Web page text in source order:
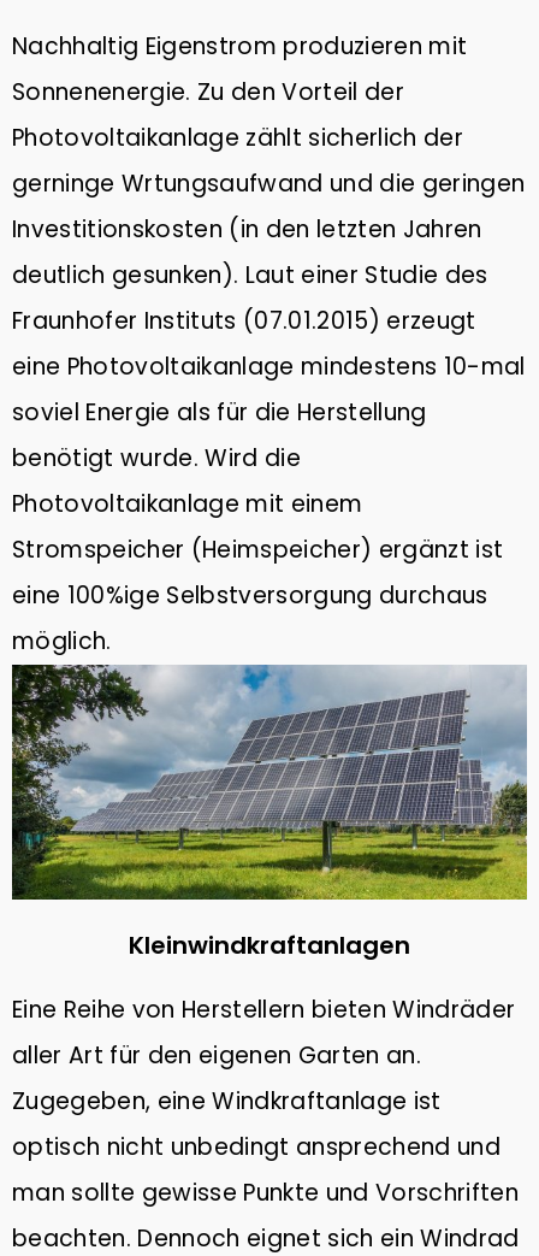
Nachhaltig Eigenstrom produzieren mit
Sonnenenergie. Zu den Vorteil der
Photovoltaikanlage zählt sicherlich der
gerninge Wrtungsaufwand und die geringen
Investitionskosten (in den letzten Jahren
deutlich gesunken). Laut einer Studie des
Fraunhofer Instituts (07.01.2015) erzeugt
eine Photovoltaikanlage mindestens 10-mal
soviel Energie als für die Herstellung
benötigt wurde. Wird die
Photovoltaikanlage mit einem
Stromspeicher (Heimspeicher) ergänzt ist
eine 100%ige Selbstversorgung durchaus
möglich.
Kleinwindkraftanlagen
Eine Reihe von Herstellern bieten Windräder
aller Art für den eigenen Garten an.
Zugegeben, eine Windkraftanlage ist
optisch nicht unbedingt ansprechend und
man sollte gewisse Punkte und Vorschriften
beachten. Dennoch eignet sich ein Windrad